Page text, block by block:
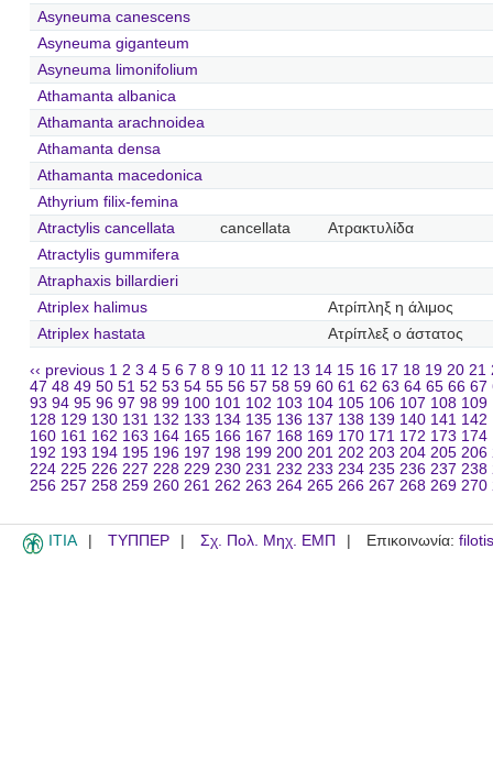
Asyneuma canescens
Asyneuma giganteum
Asyneuma limonifolium
Athamanta albanica
Athamanta arachnoidea
Athamanta densa
Athamanta macedonica
Athyrium filix-femina
Atractylis cancellata
cancellata
Ατρακτυλίδα
Atractylis gummifera
Atraphaxis billardieri
Atriplex halimus
Ατρίπληξ η άλιμος
Atriplex hastata
Ατρίπλεξ ο άστατος
‹‹ previous 1 2 3 4 5 6 7 8 9 10 11 12 13 14 15 16 17 18 19 20 21
47 48 49 50 51 52 53 54 55 56 57 58 59 60 61 62 63 64 65 66 67
93 94 95 96 97 98 99 100 101 102 103 104 105 106 107 108 109
128 129 130 131 132 133 134 135 136 137 138 139 140 141 142
160 161 162 163 164 165 166 167 168 169 170 171 172 173 174
192 193 194 195 196 197 198 199 200 201 202 203 204 205 206
224 225 226 227 228 229 230 231 232 233 234 235 236 237 238
256 257 258 259 260 261 262 263 264 265 266 267 268 269 270
ITIA ΤΥΠΠΕΡ Σχ. Πολ. Μηχ. ΕΜΠ Επικοινωνία: